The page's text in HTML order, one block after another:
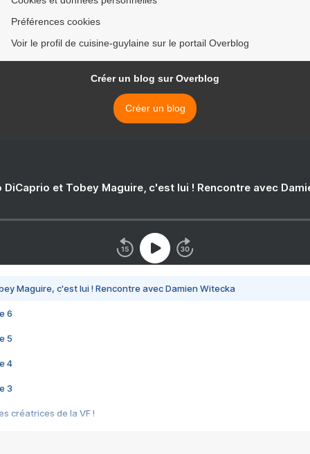
Préférences cookies
Voir le profil de cuisine-guylaine sur le portail Overblog
Créer un blog sur Overblog
Créer un blog
DiCaprio et Tobey Maguire, c'est lui ! Rencontre avec
Maguire, c'est lui ! Rencontre avec Damien Witecka
6
5
4
3
créatrices de la VF !